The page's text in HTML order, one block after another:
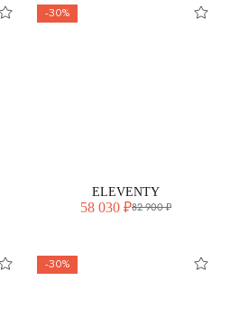
-30%
ELEVENTY
58 030 ₽82 900 ₽
-30%